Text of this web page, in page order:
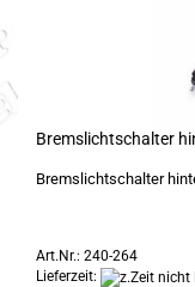
Bremslichtschalter
Bremslichtschalter
Art.Nr.: 240-264
Lieferzeit: